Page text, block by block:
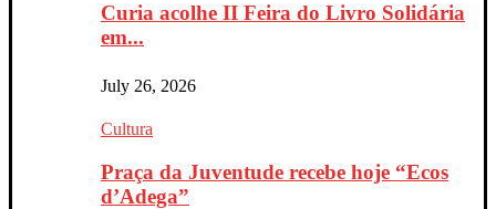
Curia acolhe II Feira do Livro Solidária
em...
July 26, 2026
Cultura
Praça da Juventude recebe hoje “Ecos
d’Adega”